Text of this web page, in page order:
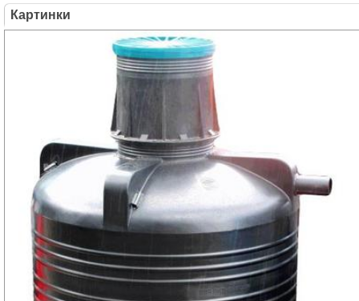
Картинки